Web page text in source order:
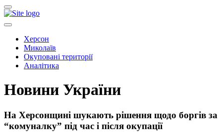
Херсон
Миколаїв
Окуповані території
Аналітика
Новини України
На Херсонщині шукають рішення щодо боргів за
“комуналку” під час і після окупації